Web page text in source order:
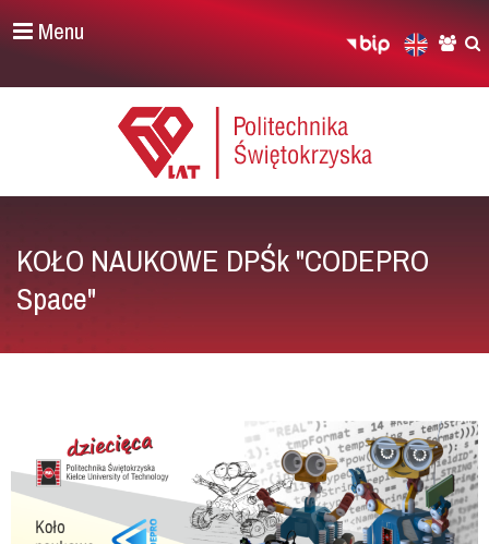
Menu
KOŁO NAUKOWE DPŚk "CODEPRO
Space"